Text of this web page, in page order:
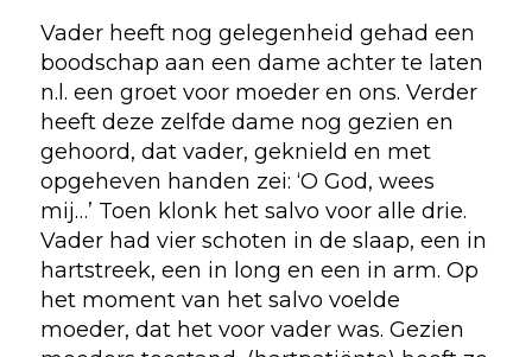
Vader heeft nog gelegenheid gehad een
boodschap aan een dame achter te laten
n.l. een groet voor moeder en ons. Verder
heeft deze zelfde dame nog gezien en
gehoord, dat vader, geknield en met
opgeheven handen zei: ‘O God, wees
mij…’ Toen klonk het salvo voor alle drie.
Vader had vier schoten in de slaap, een in
hartstreek, een in long en een in arm. Op
het moment van het salvo voelde
moeder, dat het voor vader was. Gezien